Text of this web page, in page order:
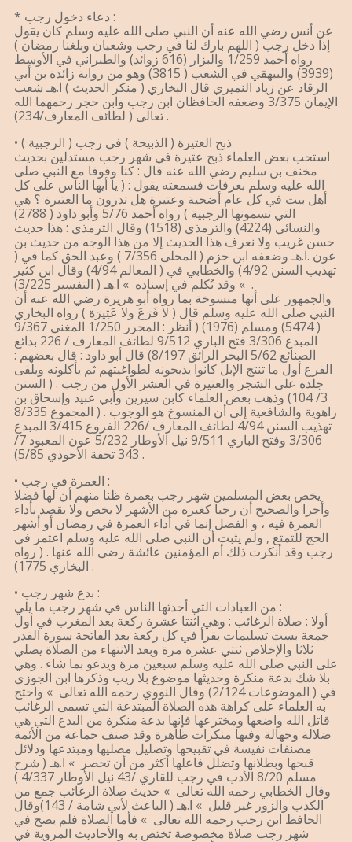
* دعاء دخول رجب :
عن أنس رضي الله عنه أن النبي صلى الله عليه وسلم كان يقول
إذا دخل رجب ( اللهم بارك لنا في رجب وشعبان وبلغنا رمضان )
رواه أحمد 1/259 والبزار (616 زوائد) والطبراني في الأوسط
(3939) والبيهقي في الشعب ( 3815) وهو من رواية زائدة بن أبي
الرقاد عن زياد النميري قال البخاري ( منكر الحديث ) ا.هـ شعب
الإيمان 3/375 وضعفه الحافظان ابن رجب وابن حجر رحمهما الله
تعالى ( لطائف المعارف/234) .
• ذبح العتيرة ( الذبيحة ) في رجب ( الرجبية )
استحب بعض العلماء ذبح عتيرة في شهر رجب مستدلين بحديث
مخنف بن سليم رضي الله عنه قال : كنا وقوفا مع النبي صلى
الله عليه وسلم بعرفات فسمعته يقول : ( يا أيها الناس على كل
أهل بيت في كل عام أضحية وعتيرة هل تدرون ما العتيرة ؟ هي
التي تسمونها الرجبية ) رواه أحمد 5/76 وأبو داود ( 2788)
والنسائي (4224) والترمذي (1518) وقال الترمذي : هذا حديث
حسن غريب ولا نعرف هذا الحديث إلا من هذا الوجه من حديث بن
عون .ا.هـ وضعفه ابن حزم ( المحلى 7/356 ) وعبد الحق كما في (
تهذيب السنن 4/92) والخطابي في ( المعالم 4/94) وقال ابن كثير
» وقد تُكلم في إسناده » ا.هـ ( التفسير 3/225) .
والجمهور على أنها منسوخة بما رواه أبو هريرة رضي الله عنه أن
النبي صلى الله عليه وسلم قال ( لا فَرَعَ ولا عَتِيرَة ) رواه البخاري
( 5474) ومسلم (1976) ( أنظر : المحرر 1/250 المغني 9/367
المبدع 3/306 فتح الباري 9/512 لطائف المعارف / 226 بدائع
الصنائع 5/62 البحر الرائق 8/197) قال أبو داود : قال بعضهم :
الفرع أول ما تنتج الإبل كانوا يذبحونه لطواغيتهم ثم يأكلونه ويلقى
جلده على الشجر والعتيرة في العشر الأول من رجب . ( السنن
3/ 104) وذهب بعض العلماء كابن سيرين وأبي عبيد وإسحاق بن
راهوية والشافعية إلى أن المنسوخ هو الوجوب . ( المجموع 8/335
تهذيب السنن 4/94 لطائف المعارف /226 الفروع 3/415 المبدع
3/306 وفتح الباري 9/511 نيل الأوطار 5/232 عون المعبود 7/
343 تحفة الأحوذي 5/85) .
• العمرة في رجب :
يخص بعض المسلمين شهر رجب بعمرة ظنا منهم أن لها فضلا
وأجرا والصحيح أن رجبا كغيره من الأشهر لا يخص ولا يقصد بأداء
العمرة فيه ، و الفضل إنما في أداء العمرة في رمضان أو أشهر
الحج للتمتع , ولم يثبت أن النبي صلى الله عليه وسلم اعتمر في
رجب وقد أنكرت ذلك أم المؤمنين عائشة رضي الله عنها . ( رواه
البخاري 1775) .
• بدع شهر رجب :
من العبادات التي أحدثها الناس في شهر رجب ما يلي :
أولا : صلاة الرغائب : وهي اثنتا عشرة ركعة بعد المغرب في أول
جمعة بست تسليمات يقرأ في كل ركعة بعد الفاتحة سورة القدر
ثلاثا والإخلاص ثنتي عشرة مرة وبعد الانتهاء من الصلاة يصلي
على النبي صلى الله عليه وسلم سبعين مرة ويدعو بما شاء . وهي
بلا شك بدعة منكرة وحديثها موضوع بلا ريب وذكرها ابن الجوزي
في ( الموضوعات 2/124) وقال النووي رحمه الله تعالى » واحتج
به العلماء على كراهة هذه الصلاة المبتدعة التي تسمى الرغائب
قاتل الله واضعها ومخترعها فإنها بدعة منكرة من البدع التي هي
ضلالة وجهالة وفيها منكرات ظاهرة وقد صنف جماعة من الأئمة
مصنفات نفيسة في تقبيحها وتضليل مصليها ومبتدعها ودلائل
قبحها وبطلانها وتضلل فاعلها أكثر من أن تحصر » ا.هـ ( شرح
مسلم 8/20 الأدب في رجب للقاري /43 نيل الأوطار 4/337 )
وقال الخطابي رحمه الله تعالى » حديث صلاة الرغائب جمع من
الكذب والزور غير قليل » ا.هـ ( الباعث لأبي شامة / 143)وقال
الحافظ ابن رجب رحمه الله تعالى » فأما الصلاة فلم يصح في
شهر رجب صلاة مخصوصة تختص به والأحاديث المروية في